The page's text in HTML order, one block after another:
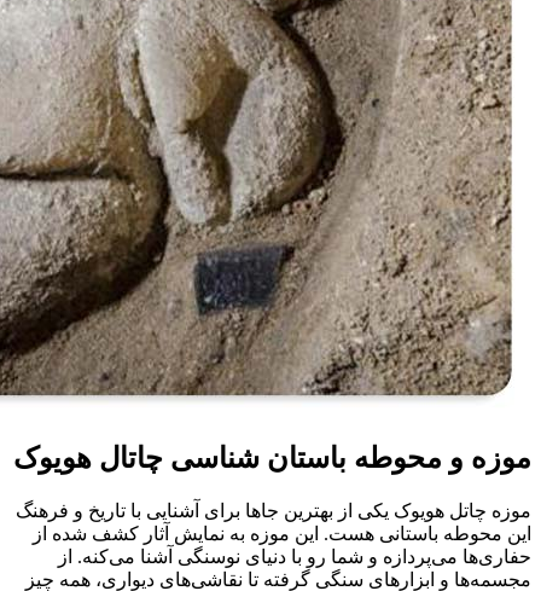
موزه و محوطه باستان شناسی چاتال هویوک
موزه چاتل هویوک یکی از بهترین جاها برای آشنایی با تاریخ و فرهنگ
این محوطه باستانی هست. این موزه به نمایش آثار کشف شده از
حفاری‌ها می‌پردازه و شما رو با دنیای نوسنگی آشنا می‌کنه. از
مجسمه‌ها و ابزارهای سنگی گرفته تا نقاشی‌های دیواری، همه چیز